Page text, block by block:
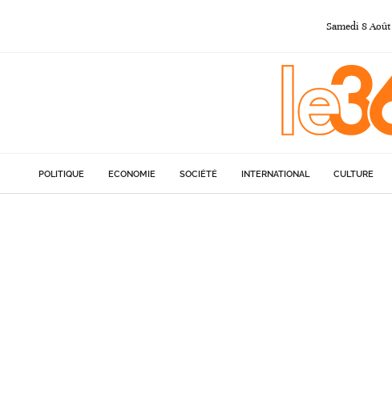
Samedi 8Août
POLITIQUE ECONOMIE SOCIÉTÉ INTERNATIONAL CULTURE